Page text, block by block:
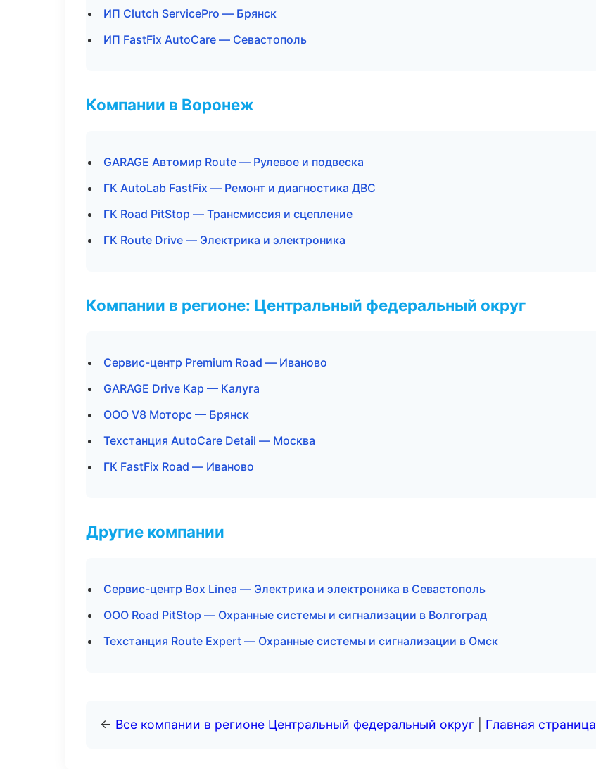
ИП Clutch ServicePro — Брянск
ИП FastFix AutoCare — Севастополь
Компании в Воронеж
GARAGE Автомир Route — Рулевое и подвеска
ГК AutoLab FastFix — Ремонт и диагностика ДВС
ГК Road PitStop — Трансмиссия и сцепление
ГК Route Drive — Электрика и электроника
Компании в регионе: Центральный федеральный округ
Сервис-центр Premium Road — Иваново
GARAGE Drive Кар — Калуга
ООО V8 Моторс — Брянск
Техстанция AutoCare Detail — Москва
ГК FastFix Road — Иваново
Другие компании
Сервис-центр Box Linea — Электрика и электроника в Севастополь
ООО Road PitStop — Охранные системы и сигнализации в Волгоград
Техстанция Route Expert — Охранные системы и сигнализации в Омск
← Все компании в регионе Центральный федеральный округ Главная страница